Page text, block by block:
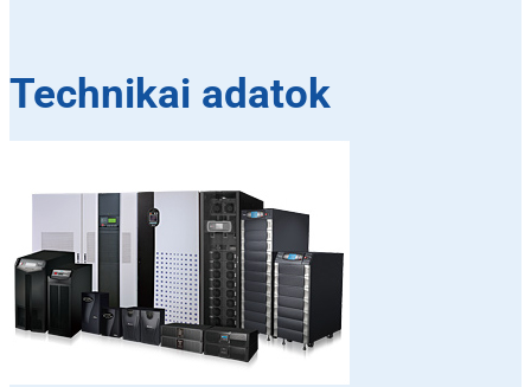
Technikai adatok